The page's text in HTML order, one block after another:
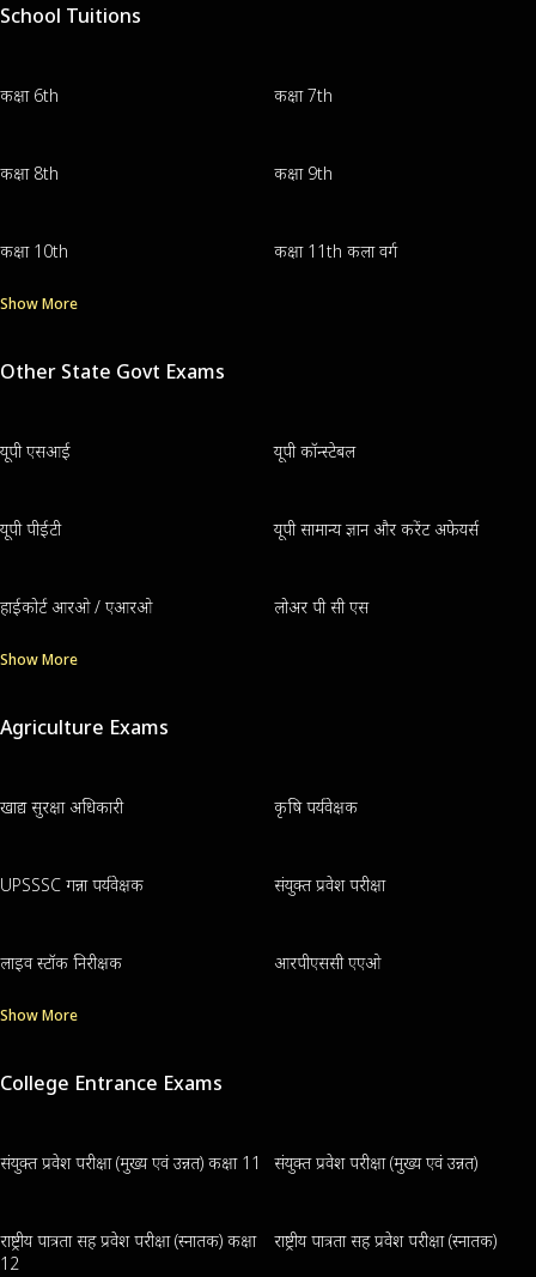
School Tuitions
कक्षा 6th कक्षा 7th
कक्षा 8th कक्षा 9th
कक्षा 10th कक्षा 11th कला वर्ग
Show More
Other State Govt Exams
यूपी एसआई यूपी कॉन्स्टेबल
यूपी पीईटी यूपी सामान्य ज्ञान और करेंट अफेयर्स
हाईकोर्ट आरओ / एआरओ लोअर पी सी एस
Show More
Agriculture Exams
खाद्य सुरक्षा अधिकारी कृषि पर्यवेक्षक
UPSSSC गन्ना पर्यवेक्षक संयुक्त प्रवेश परीक्षा
लाइव स्टॉक निरीक्षक आरपीएससी एएओ
Show More
College Entrance Exams
संयुक्त प्रवेश परीक्षा (मुख्य एवं उन्नत) कक्षा 11 संयुक्त प्रवेश परीक्षा (मुख्य एवं उन्नत)
राष्ट्रीय पात्रता सह प्रवेश परीक्षा (स्नातक) कक्षा
12
राष्ट्रीय पात्रता सह प्रवेश परीक्षा (स्नातक)